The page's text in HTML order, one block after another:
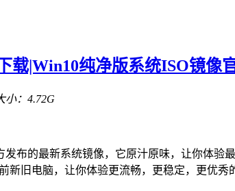
载|Win10纯净版系统ISO镜像
小： 4.72G
发布的最新系统镜像，它原汁原味，让你体验
新旧电脑，让你体验更流畅，更稳定，更优秀